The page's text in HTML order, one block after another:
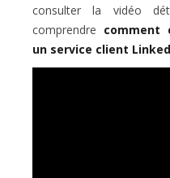
consulter la vidéo
comprendre comment
un service client